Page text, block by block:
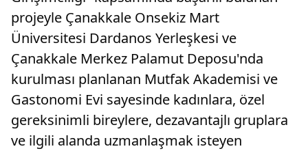
projeyle Çanakkale Onsekiz Mart
Üniversitesi Dardanos Yerleşkesi ve
Çanakkale Merkez Palamut Deposu'nda
kurulması planlanan Mutfak Akademisi ve
Gastonomi Evi sayesinde kadınlara, özel
gereksinimli bireylere, dezavantajlı gruplara
ve ilgili alanda uzmanlaşmak isteyen